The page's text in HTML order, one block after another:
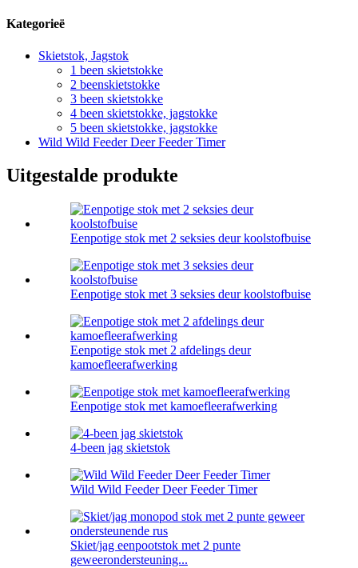
Kategorieë
Skietstok, Jagstok
1 been skietstokke
2 beenskietstokke
3 been skietstokke
4 been skietstokke, jagstokke
5 been skietstokke, jagstokke
Wild Wild Feeder Deer Feeder Timer
Uitgestalde produkte
Eenpotige stok met 2 seksies deur koolstofbuise
Eenpotige stok met 3 seksies deur koolstofbuise
Eenpotige stok met 2 afdelings deur
kamoefleerafwerking
Eenpotige stok met kamoefleerafwerking
4-been jag skietstok
Wild Wild Feeder Deer Feeder Timer
Skiet/jag eenpootstok met 2 punte
geweerondersteuning...